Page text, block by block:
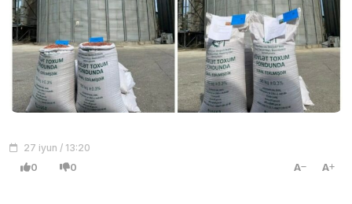
27 iyun / 13:20
0 0 A A